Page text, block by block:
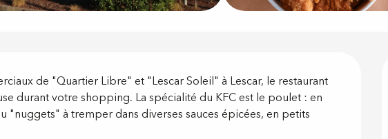
de "Quartier Libre" et "Lescar Soleil" à Lescar, le restaurant
durant votre shopping. La spécialité du KFC est le poulet : en
"nuggets" à tremper dans diverses sauces épicées, en petits